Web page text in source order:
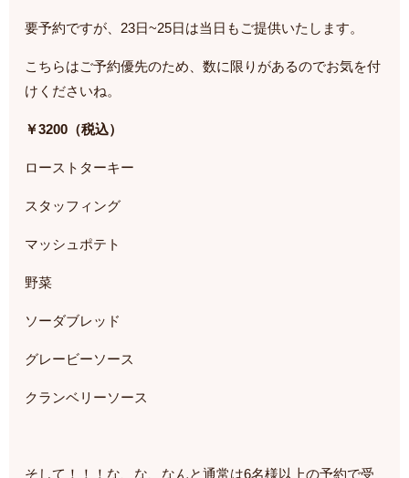
要予約ですが、23日~25日は当日もご提供いたします。
こちらはご予約優先のため、数に限りがあるのでお気を付
けくださいね。
￥3200（税込）
ローストターキー
スタッフィング
マッシュポテト
野菜
ソーダブレッド
グレービーソース
クランベリーソース
そして！！！な、な、なんと通常は6名様以上の予約で受